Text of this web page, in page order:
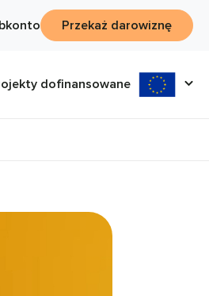
Przekaż darowiznę
dofinansowane